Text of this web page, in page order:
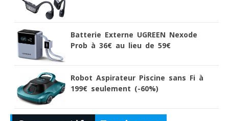
Batterie Externe UGREEN Nexode
Prob à 36€ au lieu de 59€
Robot Aspirateur Piscine sans Fi à
199€ seulement (-60%)